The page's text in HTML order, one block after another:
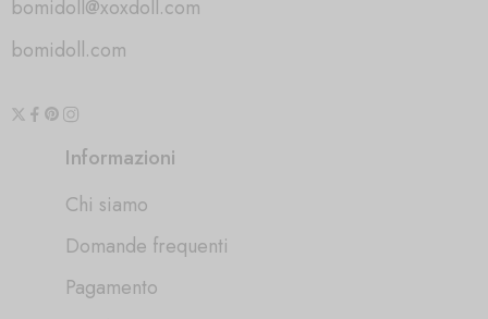
bomidoll@xoxdoll.com
bomidoll.com
Informazioni
Chi siamo
Domande frequenti
Pagamento